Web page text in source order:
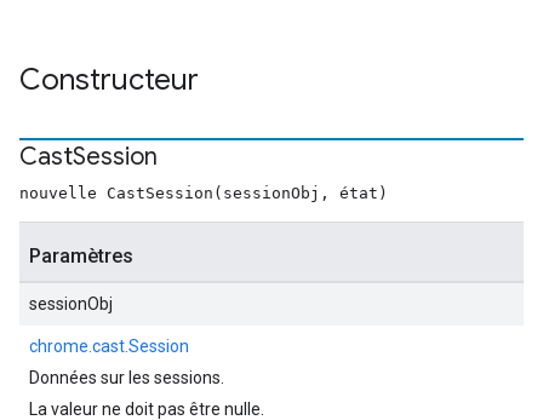
Constructeur
CastSession
nouvelle CastSession(sessionObj, état)
Paramètres
sessionObj
chrome.cast.Session
Données sur les sessions.
La valeur ne doit pas être nulle.